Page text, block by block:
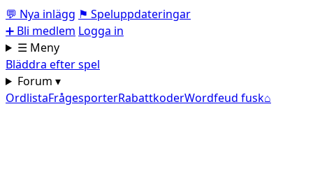
💬 Nya inlägg ⚑ Speluppdateringar
➕ Bli medlem Logga in
☰ Meny
Bläddra efter spel
Forum ▾
OrdlistaFrågesporterRabattkoderWordfeud fusk⌂